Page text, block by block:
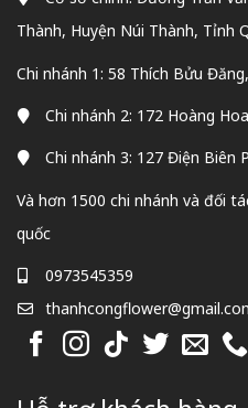
Thành, Huyện Núi Thành, Tỉnh
Chi nhánh 1: 58 Thích Bửu
Chi nhánh 2: 172 Hoàng
Chi nhánh 3: 127 Điện Biên
Và hơn 1500 chi nhánh và đối
quốc
0973545359